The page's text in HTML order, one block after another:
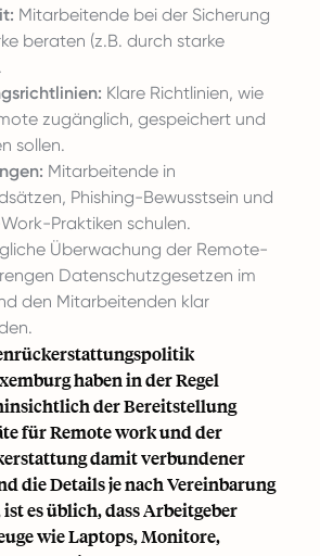
Mitarbeitende bei der Sicherung
beraten (z.B. durch starke
Klare Richtlinien, wie
zugänglich, gespeichert und
sollen.
Mitarbeitende in
Phishing-Bewusstsein und
Praktiken schulen.
Überwachung der Remote-
Datenschutzgesetzen im
den Mitarbeitenden klar
haben in der Regel
der Bereitstellung
für Remote work und der
damit verbundener
die Details je nach Vereinbarung
es üblich, dass Arbeitgeber
wie Laptops, Monitore,